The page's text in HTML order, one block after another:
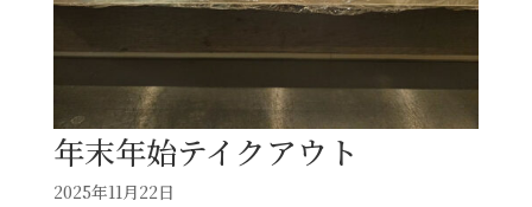
年末年始テイクアウト⁡
2025年11月22日